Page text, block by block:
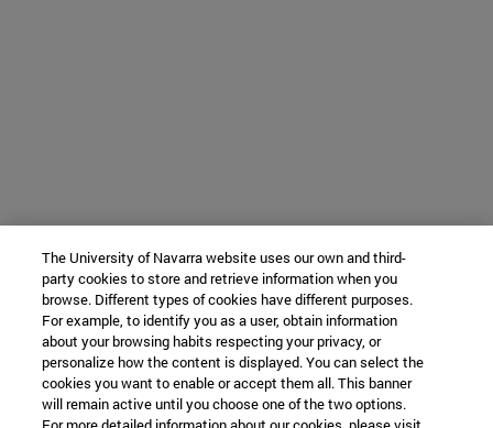
The University of Navarra website uses our own and third-
party cookies to store and retrieve information when you
browse. Different types of cookies have different purposes.
For example, to identify you as a user, obtain information
about your browsing habits respecting your privacy, or
personalize how the content is displayed. You can select the
cookies you want to enable or accept them all. This banner
will remain active until you choose one of the two options.